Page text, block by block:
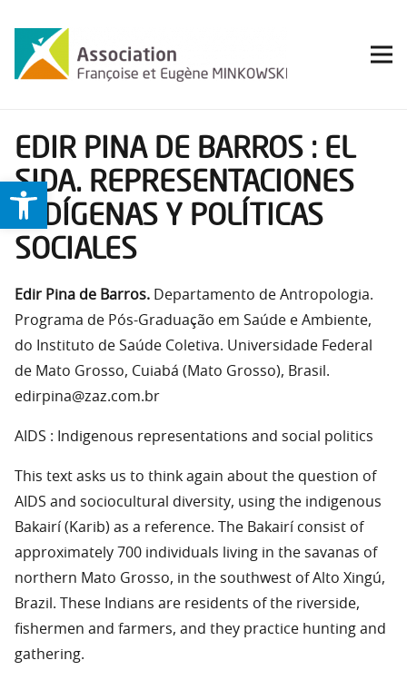
EDIR PINA DE BARROS : EL
SIDA. REPRESENTACIONES
INDÍGENAS Y POLÍTICAS
SOCIALES
Edir Pina de Barros. Departamento de Antropologia.
Programa de Pós-Graduação em Saúde e Ambiente,
do Instituto de Saúde Coletiva. Universidade Federal
de Mato Grosso, Cuiabá (Mato Grosso), Brasil.
edirpina@zaz.com.br
AIDS : Indigenous representations and social politics
This text asks us to think again about the question of
AIDS and sociocultural diversity, using the indigenous
Bakairí (Karib) as a reference. The Bakairí consist of
approximately 700 individuals living in the savanas of
northern Mato Grosso, in the southwest of Alto Xingú,
Brazil. These Indians are residents of the riverside,
fishermen and farmers, and they practice hunting and
gathering.
Ouvrir la barre d’outils